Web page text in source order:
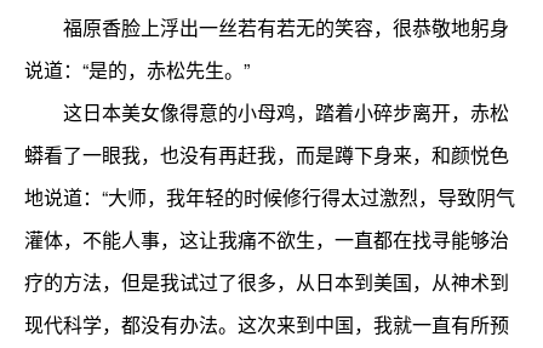
福原香脸上浮出一丝若有若无的笑容，很恭敬地躬身
说道：“是的，赤松先生。”
这日本美女像得意的小母鸡，踏着小碎步离开，赤松
蟒看了一眼我，也没有再赶我，而是蹲下身来，和颜悦色
地说道：“大师，我年轻的时候修行得太过激烈，导致阴气
灌体，不能人事，这让我痛不欲生，一直都在找寻能够治
疗的方法，但是我试过了很多，从日本到美国，从神术到
现代科学，都没有办法。这次来到中国，我就一直有所预